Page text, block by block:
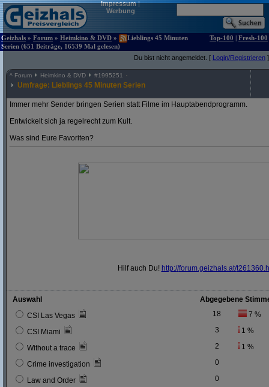
Impressum|
Werbung
Geizhals » Forum » Heimkino & DVD »
Lieblings 45 Minuten
Serien (651 Beiträge, 16539 Mal gelesen)
Top-100 | Fresh-100
Du bist nicht angemeldet. [ Login/Registrieren ]
^ Forum Heimkino & DVD #1995251
Umfrage: Lieblings 45 Minuten Serien
Immer mehr Sender bringen Serien statt Filme im Hauptabendprogramm.
Entwickelt sich ja regelrecht zum Kult.
Was sind Eure Favoriten?
Hilf auch Du! http://forum.geizhals.at/
Auswahl
Abgegebene
CSI Las Vegas
18 7 %
CSI Miami 3 1 %
Without a trace 2 1 %
Crime investigation 0
Law and Order 0